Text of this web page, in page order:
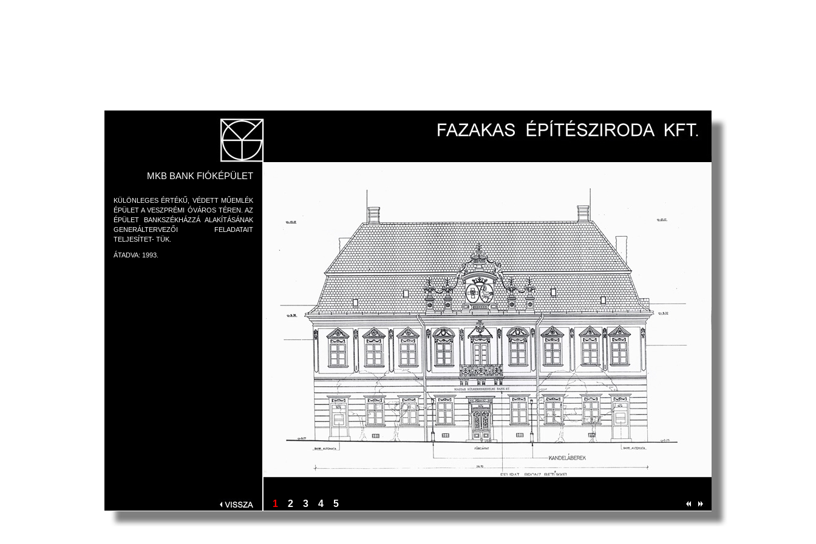
MKB BANK FIÓKÉPÜLET
KÜLÖNLEGES ÉRTÉKŰ, VÉDETT MŰEMLÉK
ÉPÜLET A VESZPRÉMI ÓVÁROS TÉREN. AZ
ÉPÜLET BANKSZÉKHÁZZÁ ALAKÍTÁSÁNAK
GENERÁLTERVEZŐI FELADATAIT
TELJESÍTET- TÜK.
ÁTADVA: 1993.
1 2 3 4 5